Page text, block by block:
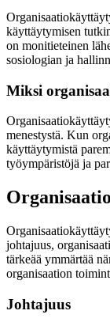
käyttäytymisen
on monitieteinen
sosiologian ja
Miksi
menestystä. Kun
käyttäytymistä
työympäristöjä ja
johtajuus,
tärkeää ymmärtää
organisaation
Johtajuus